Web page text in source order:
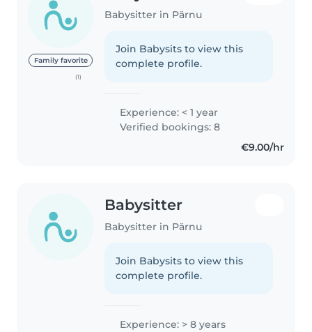
Family favorite
(1)
Babysitter in Pärnu
Join Babysits to view this
complete profile.
Experience: < 1 year
Verified bookings: 8
€9.00/hr
Babysitter
Babysitter in Pärnu
Join Babysits to view this
complete profile.
Experience: > 8 years